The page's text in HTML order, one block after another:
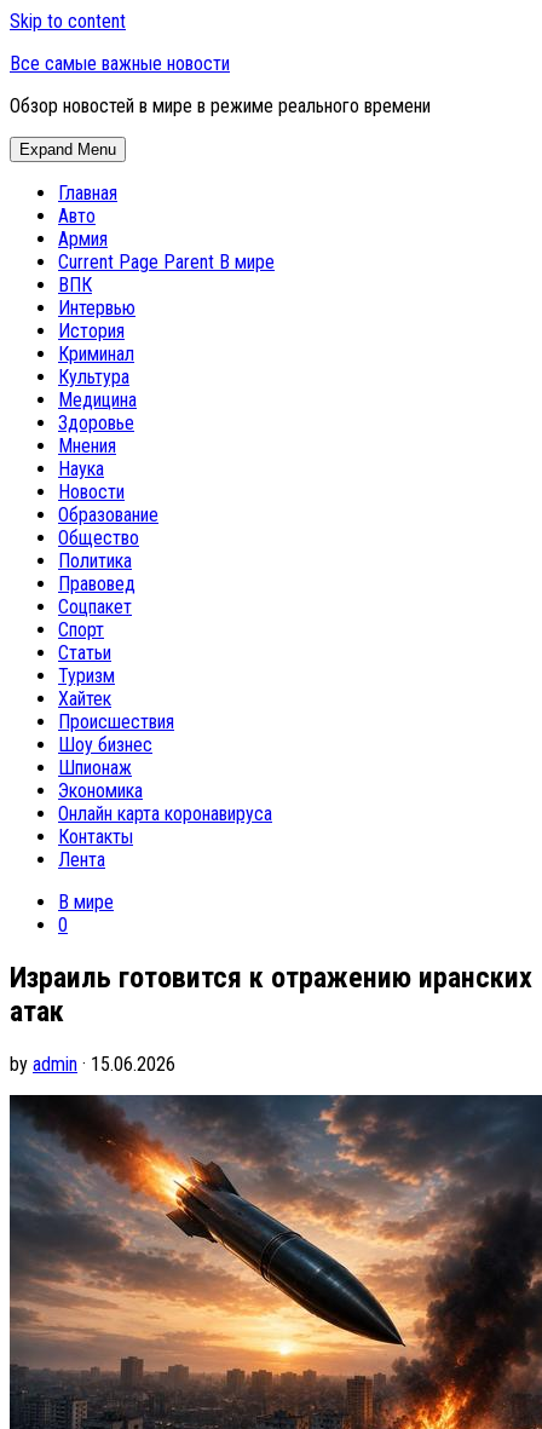
Skip to content
Все самые важные новости
Обзор новостей в мире в режиме реального времени
Expand Menu
Главная
Авто
Армия
Current Page Parent В мире
ВПК
Интервью
История
Криминал
Культура
Медицина
Здоровье
Мнения
Наука
Новости
Образование
Общество
Политика
Правовед
Соцпакет
Спорт
Статьи
Туризм
Хайтек
Происшествия
Шоу бизнес
Шпионаж
Экономика
Онлайн карта коронавируса
Контакты
Лента
В мире
0
Израиль готовится к отражению иранских
атак
by admin · 15.06.2026